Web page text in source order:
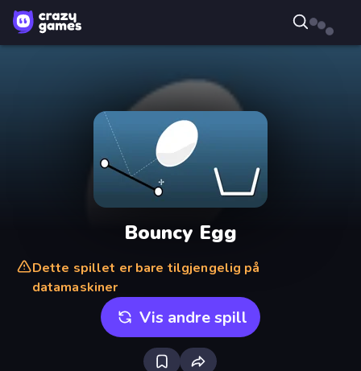
Bouncy Egg
Dette spillet er bare tilgjengelig på
datamaskiner
Vis andre spill